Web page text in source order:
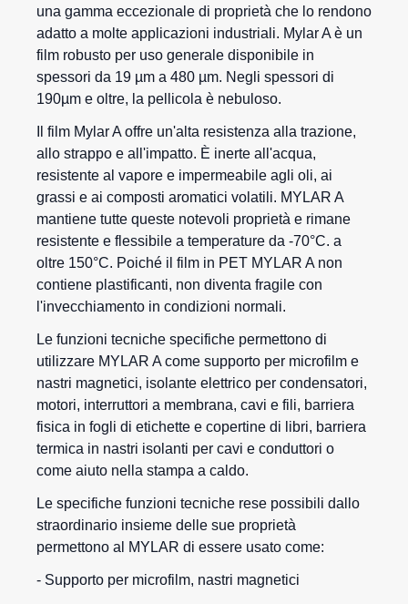
una gamma eccezionale di proprietà che lo rendono
adatto a molte applicazioni industriali. Mylar A è un
film robusto per uso generale disponibile in
spessori da 19 µm a 480 µm. Negli spessori di
190µm e oltre, la pellicola è nebuloso.
film MylarA offre un'alta resistenza alla trazione,
allo strappo e all'impatto. È inerte all'acqua,
resistente al vapore e impermeabile agli oli, ai
grassi e ai composti aromatici volatili. MYLAR A
mantiene tutte queste notevoli proprietà e rimane
resistente e flessibile a temperature da -70°C. a
oltre 150°C. Poiché il film in PET MYLAR A non
contiene plastificanti, non diventa fragile con
l'invecchiamento in condizioni normali.
Le funzioni tecniche specifiche permettono di
utilizzare MYLAR A come supporto per microfilm e
nastri magnetici, isolante elettrico per condensatori,
motori, interruttori a membrana, cavi e fili, barriera
fisica in fogli di etichette e copertine di libri, barriera
termica in nastri isolanti per cavi e conduttori o
come aiuto nella stampa a caldo.
Le specifiche funzioni tecniche rese possibili dallo
straordinario insieme delle sue proprietà
permettono al MYLAR di essere usato come:
- Supporto per microfilm, nastri magnetici